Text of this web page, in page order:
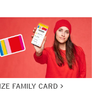
FAMILY CARD